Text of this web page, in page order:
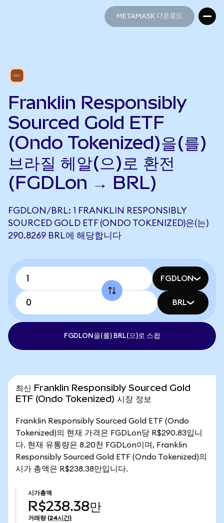
METAMASK 다운로드
Franklin Responsibly
Sourced Gold ETF
(Ondo Tokenized)을(를)
브라질 헤알(으)로 환전
(FGDLon → BRL)
FGDLON/BRL: 1 FRANKLIN RESPONSIBLY
SOURCED GOLD ETF (ONDO TOKENIZED)은(는)
290.8269 BRL에 해당합니다
FGDLON
BRL
FGDLON을(를) BRL(으)로 스왑
최신 Franklin Responsibly Sourced Gold
ETF (Ondo Tokenized) 시장 정보
Franklin Responsibly Sourced Gold ETF (Ondo
Tokenized)의 현재 가격은 FGDLon당 R$290.83입니
다. 현재 유통량은 8.20천 FGDLon이며, Franklin
Responsibly Sourced Gold ETF (Ondo Tokenized)의
시가 총액은 R$238.38만입니다.
시가총액
R$238.38만
거래량 (24시간)